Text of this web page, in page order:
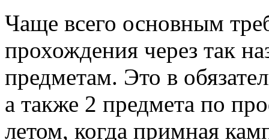
Чаще всего основным
прохождения через так
предметам. Это в
а также 2 предмета по
летом, когда примная